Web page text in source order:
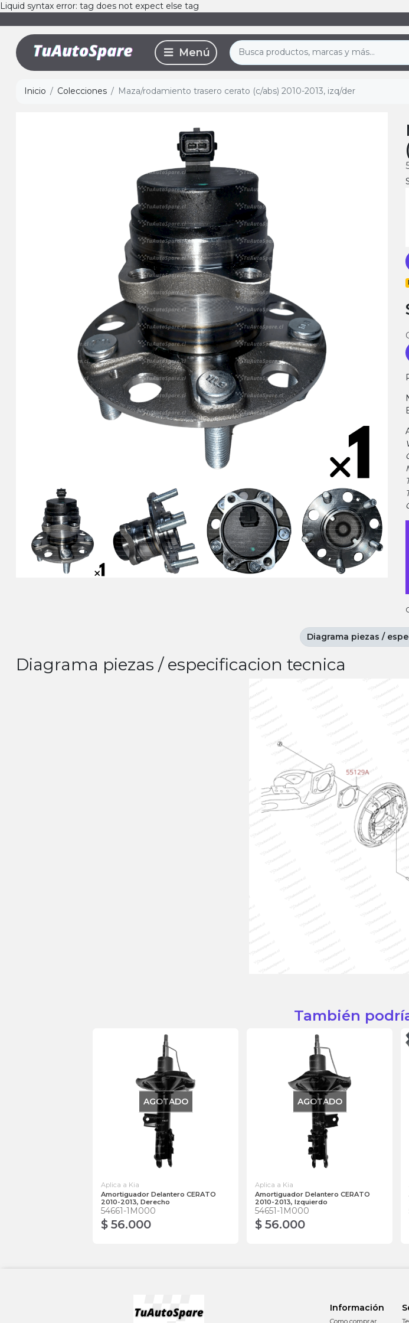
Liquid syntax error: tag does not expect else tag
Inicio Colecciones Maza/rodamiento trasero cerato (c/abs) 2010-2013, izq/der
Diagrama piezas / especificacion tecnica
Diagrama piezas /
También
AGOTADO
Aplica a Kia
Amortiguador Delantero CERATO
2010-2013, Derecho
54661-1M000
$ 56.000
AGOTADO
Aplica a Kia
Amortiguador Delantero CERATO
2010-2013, Izquierdo
54651-1M000
$ 56.000
Información
Como comprar